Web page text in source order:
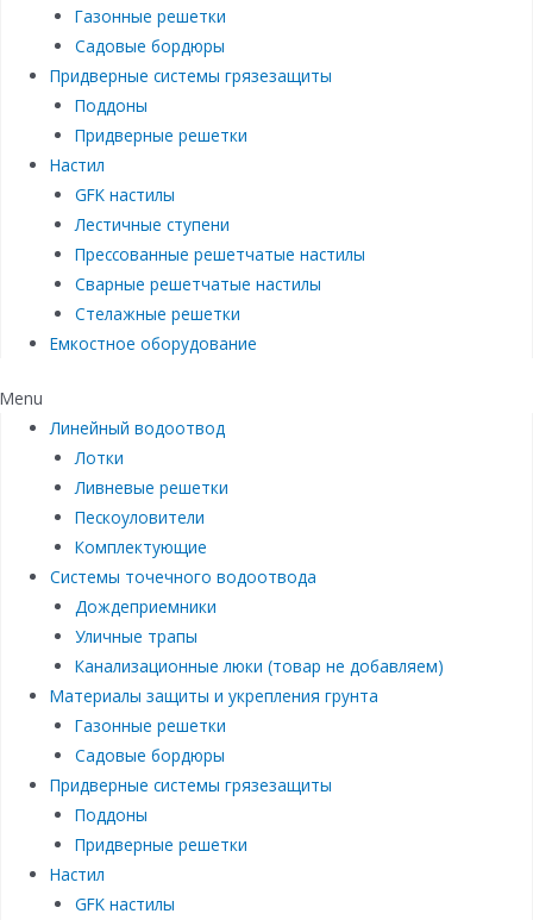
Газонные решетки
Садовые бордюры
Придверные системы грязезащиты
Поддоны
Придверные решетки
Настил
GFK настилы
Лестичные ступени
Прессованные решетчатые настилы
Сварные решетчатые настилы
Стелажные решетки
Емкостное оборудование
Menu
Линейный водоотвод
Лотки
Ливневые решетки
Пескоуловители
Комплектующие
Системы точечного водоотвода
Дождеприемники
Уличные трапы
Канализационные люки (товар не добавляем)
Материалы защиты и укрепления грунта
Газонные решетки
Садовые бордюры
Придверные системы грязезащиты
Поддоны
Придверные решетки
Настил
GFK настилы